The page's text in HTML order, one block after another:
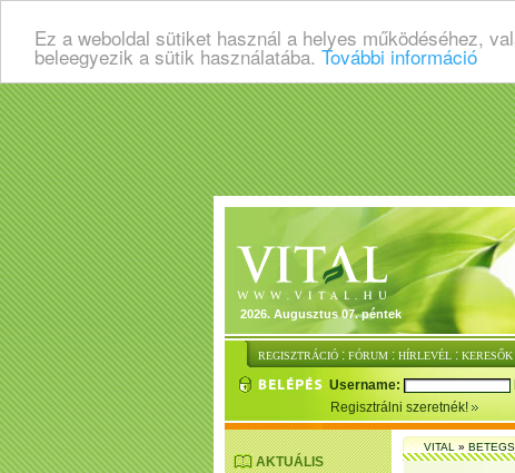
Ez a weboldal sütiket használ a helyes működéséhez,
beleegyezik a sütik használatába. További információ
2026. Augusztus 07. péntek
REGISZTRÁCIÓ : FÓRUM : HÍRLEVÉL : KERESŐK
Username:
Regisztrálni szeretnék!
AKTUÁLIS
VITAL»